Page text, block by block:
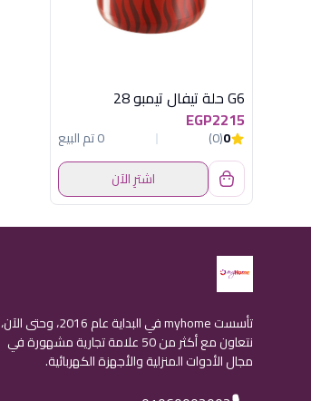
G6 حلة تيفال تيمبو 28
EGP2215
0
(0)
0 تم البيع
اشترِ الآن
تأسست myhome في البداية عام 2016، وحتى الآن،
نتعاون مع أكثر من 50 علامة تجارية مشهورة في
مجال الأدوات المنزلية والأجهزة الكهربائية.